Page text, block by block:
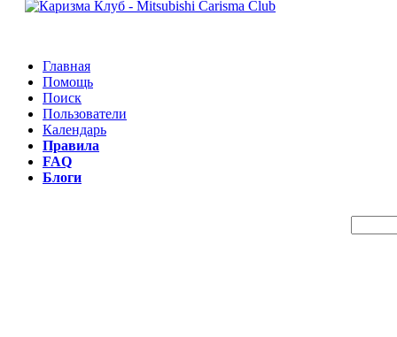
Главная
Помощь
Поиск
Пользователи
Календарь
Правила
FAQ
Блоги